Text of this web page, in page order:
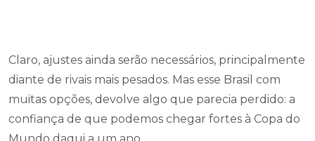
Claro, ajustes ainda serão necessários, principalmente
diante de rivais mais pesados. Mas esse Brasil com
muitas opções, devolve algo que parecia perdido: a
confiança de que podemos chegar fortes à Copa do